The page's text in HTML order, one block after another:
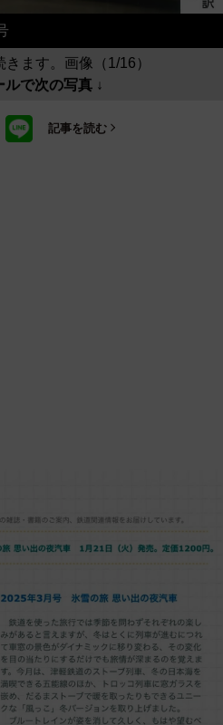
ます。画像（1/16）
ルで次の写真 ↓
記事を読む